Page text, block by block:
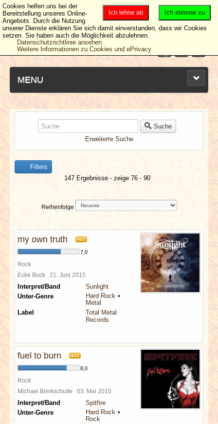
MENU
NEUESTE ARTIKEL
NEWS & DATES
BERICHTE
VERLOSUNGEN
SPECIALS
REDAKTION
LINKS
Suche
Erweiterte Suche
Filters
147 Ergebnisse - zeige 76 - 90
Reihenfolge
my own truth HOT
7,0
Rock
Ecke Buck 21. Juni 2015
Interpret/Band
Sunlight
Unter-Genre
Hard Rock
Metal
Label
Total Metal
Records
fuel to burn HOT
8,0
Rock
Michael Brinkschulte 03. Mai 2015
Interpret/Band
Spitfire
Unter-Genre
Hard Rock
Rock
Ich stimme zu
Ich lehne ab
Cookies helfen uns bei der
Bereitstellung unseres Online-
Angebots. Durch die Nutzung
unserer Dienste erklären Sie sich damit einverstanden, dass wir Cookies
setzen. Sie haben auch die Möglichkeit abzulehnen.
Datenschutzrichtlinie ansehen
Weitere Informationen zu Cookies und ePrivacy